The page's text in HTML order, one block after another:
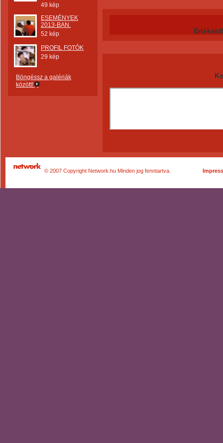
49 kép
ESEMÉNYEK
2013-BAN.
52 kép
PROFIL FOTÓK
29 kép
Böngéssz a galériák
között!
© 2007 Copyright Network.hu Minden jog fenntartva.